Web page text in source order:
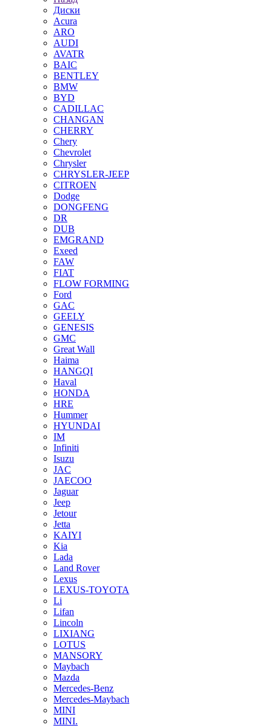
Диски
Acura
ARO
AUDI
AVATR
BAIC
BENTLEY
BMW
BYD
CADILLAC
CHANGAN
CHERRY
Chery
Chevrolet
Chrysler
CHRYSLER-JEEP
CITROEN
Dodge
DONGFENG
DR
DUB
EMGRAND
Exeed
FAW
FIAT
FLOW FORMING
Ford
GAC
GEELY
GENESIS
GMC
Great Wall
Haima
HANGQI
Haval
HONDA
HRE
Hummer
HYUNDAI
IM
Infiniti
Isuzu
JAC
JAECOO
Jaguar
Jeep
Jetour
Jetta
KAIYI
Kia
Lada
Land Rover
Lexus
LEXUS-TOYOTA
Li
Lifan
Lincoln
LIXIANG
LOTUS
MANSORY
Maybach
Mazda
Mercedes-Benz
Mercedes-Maybach
MINI
MINI.